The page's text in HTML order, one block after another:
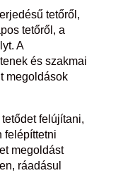
tetőről,
tetőről, a
A
és szakmai
megoldások
felújítani,
felépíttetni
megoldást
ráadásul